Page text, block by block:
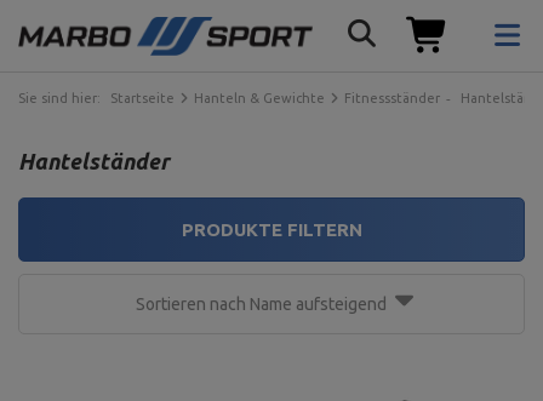
Sie sind hier: Startseite Hanteln & Gewichte Fitnessständer
Hantelständer
Sortieren nach Name aufsteigend
PRODUKTE FILTERN